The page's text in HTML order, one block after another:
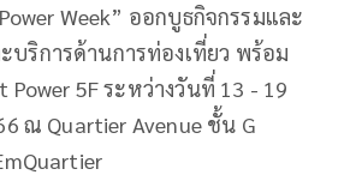
Week” ออกบูธกิจกรรมและ
บริการด้านการท่องเที่ยว พร้อม
5F ระหว่างวันที่ 13 - 19
ณ Quartier Avenue ชั้น G